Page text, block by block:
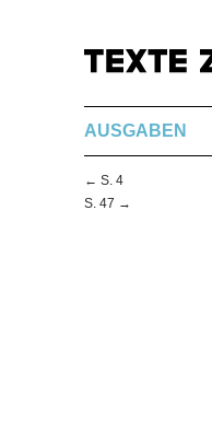
AUSGABEN
← S. 4
S. 47 →